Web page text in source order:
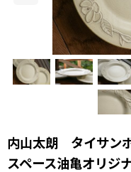
内山太朗 タイサン
スペース油亀オリジナ